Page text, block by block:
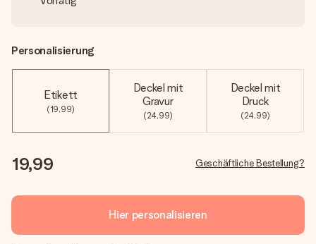
Personalisierung
Etikett
(19,99)
Deckel mit
Gravur
(24,99)
Deckel mit
Druck
(24,99)
19,99 Geschäftliche Bestellung?
Hier personalisieren